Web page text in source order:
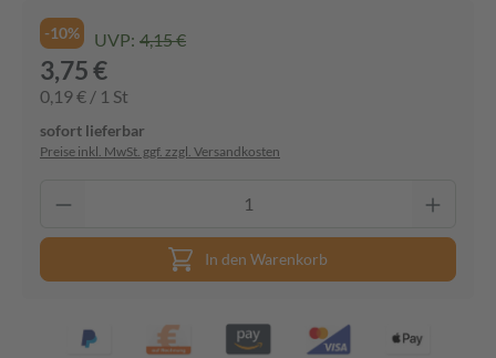
-10% UVP: 4,15 €
3,75 €
0,19 € / 1 St
sofort lieferbar
Preise inkl. MwSt. ggf. zzgl. Versandkosten
In den Warenkorb